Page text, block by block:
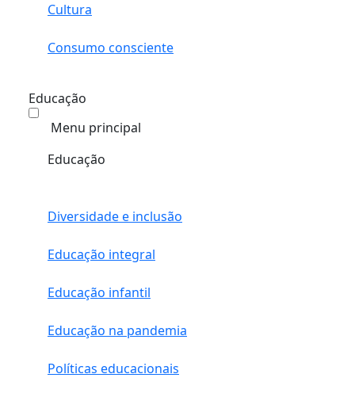
Cultura
Consumo consciente
Educação
Menu principal
Educação
Diversidade e inclusão
Educação integral
Educação infantil
Educação na pandemia
Políticas educacionais